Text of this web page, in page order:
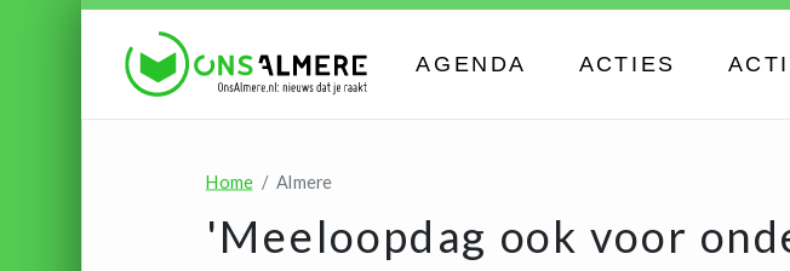
AGENDA ACTIES
Home Almere
'Meeloopdag ook voor